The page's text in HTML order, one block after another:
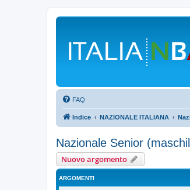
FAQ
Indice NAZIONALE ITALIANA
Nazionale Senior
Nuovo argomento
ARGOMENTI